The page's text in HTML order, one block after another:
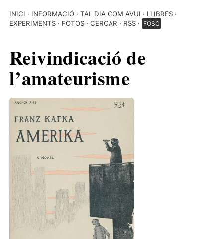
INICI INFORMACIÓ TAL DIA COM AVUI
LLIBRES
EXPERIMENTS
FOTOS CERCAR RSS FOSC
Reivindicació de
l’amateurisme